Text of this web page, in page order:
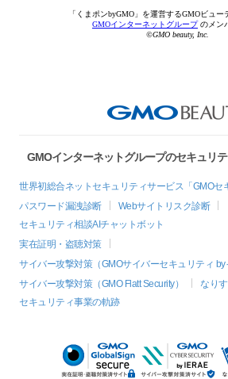
「くまポンbyGMO」を運営するGMOビュー
GMOインターネットグループのメン
©GMO beauty, Inc.
GMOインターネットグループのセキュリ
世界初総合ネットセキュリティサービス「GMOセ
パスワード漏洩診断
Webサイトリスク診断
セキュリティ相談AIチャットボット
実在証明・盗聴対策
サイバー攻撃対策（GMOサイバーセキュリティ by
サイバー攻撃対策（GMO Flatt Security）
なり
セキュリティ事業の軌跡